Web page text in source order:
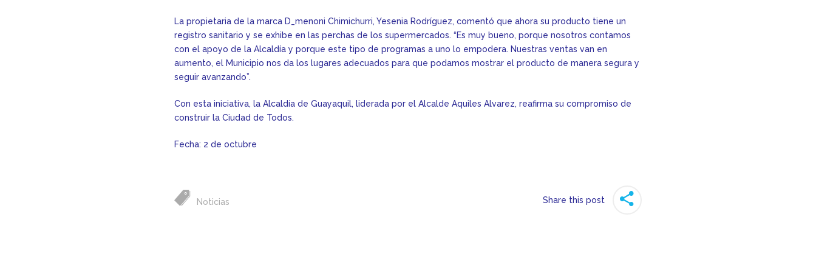
La propietaria de la marca D_menoni Chimichurri, Yesenia Rodríguez, comentó que ahora su producto tiene un
registro sanitario y se exhibe en las perchas de los supermercados. “Es muy bueno, porque nosotros contamos
con el apoyo de la Alcaldía y porque este tipo de programas a uno lo empodera. Nuestras ventas van en
aumento, el Municipio nos da los lugares adecuados para que podamos mostrar el producto de manera segura y
seguir avanzando”.
Con esta iniciativa, la Alcaldía de Guayaquil, liderada por el Alcalde Aquiles Alvarez, reafirma su compromiso de
construir la Ciudad de Todos.
Fecha: 2 de octubre
Noticias Share this post